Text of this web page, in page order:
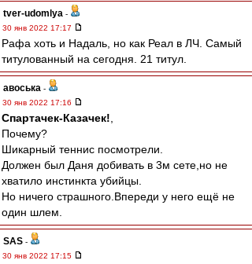
tver-udomlya -
30 янв 2022 17:17
Рафа хоть и Надаль, но как Реал в ЛЧ. Самый
титулованный на сегодня. 21 титул.
авоська -
30 янв 2022 17:16
Спартачек-Казачек!
Почему?
Шикарный теннис посмотрели.
Должен был Даня добивать в 3м сете,но не
хватило инстинкта убийцы.
Но ничего страшного.Впереди у него ещё не
один шлем.
SAS -
30 янв 2022 17:15